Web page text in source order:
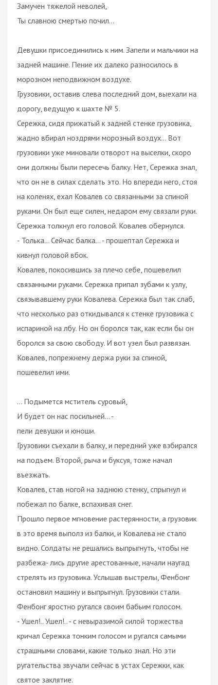
Замучен тяжелой неволей,
Ты славною смертью почил...
Девушки присоединились к ним. Запели и мальчики на
задней машине. Пение их далеко разносилось в
морозном неподвижном воздухе.
Грузовики, оставив слева последний дом, выехали на
дорогу, ведущую к шахте № 5.
Сережка, сидя прижатый к задней стенке грузовика,
жадно вбирал ноздрями морозный воздух... Вот
грузовики уже миновали отворот на выселки, скоро
они должны были пересечь балку. Нет, Сережка знал,
что он не в силах сделать это. Но впереди него, стоя
на коленях, ехал Ковалев со связанными за спиной
руками. Он был еще силен, недаром ему связали руки.
Сережка толкнул его головой. Ковалев обернулся.
- Толька... Сейчас балка... - прошептал Сережка и
кивнул головой вбок.
Ковалев, покосившись за плечо себе, пошевелил
связанными руками. Сережка припал зубами к узлу,
связывавшему руки Ковалева. Сережка был так слаб,
что несколько раз откидывался к стенке грузовика с
испариной на лбу. Но он боролся так, как если бы он
боролся за свою свободу. И вот узел был развязан.
Ковалев, попрежнему держа руки за спиной,
пошевелил ими.
... Подымется мститель суровый,
И будет он нас посильней... -
пели девушки и юноши.
Грузовики съехали в балку, и передний уже взбирался
на подъем. Второй, рыча и буксуя, тоже начал
въезжать.
Ковалев, став ногой на заднюю стенку, спрыгнул и
побежал по балке, вспахивая снег.
Прошло первое мгновение растерянности, а грузовик
в это время выполз из балки, и Ковалева не стало
видно. Солдаты не решались выпрыгнуть, чтобы не
разбежа- лись другие арестованные, начали наугад
стрелять из грузовика. Услышав выстрелы, Фенбонг
остановил машину и выпрыгнул. Грузовики стали.
Фенбонг яростно ругался своим бабьим голосом.
- Ушел!.. Ушел!.. - с невыразимой силой торжества
кричал Сережка тонким голосом и ругался самыми
страшными словами, какие только знал. Но эти
ругательства звучали сейчас в устах Сережки, как
святое заклятие.